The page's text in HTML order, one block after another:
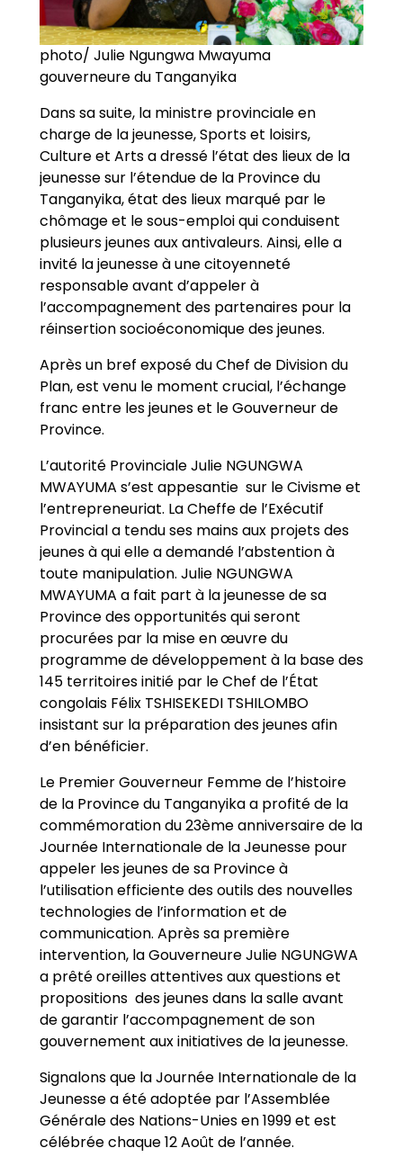
photo/ Julie Ngungwa Mwayuma
gouverneure du Tanganyika
Dans sa suite, la ministre provinciale en
charge de la jeunesse, Sports et loisirs,
Culture et Arts a dressé l’état des lieux de la
jeunesse sur l’étendue de la Province du
Tanganyika, état des lieux marqué par le
chômage et le sous-emploi qui conduisent
plusieurs jeunes aux antivaleurs. Ainsi, elle a
invité la jeunesse à une citoyenneté
responsable avant d’appeler à
l’accompagnement des partenaires pour la
réinsertion socioéconomique des jeunes.
Après un bref exposé du Chef de Division du
Plan, est venu le moment crucial, l’échange
franc entre les jeunes et le Gouverneur de
Province.
L’autorité Provinciale Julie NGUNGWA
MWAYUMA s’est appesantie sur le Civisme et
l’entrepreneuriat. La Cheffe de l’Exécutif
Provincial a tendu ses mains aux projets des
jeunes à qui elle a demandé l’abstention à
toute manipulation. Julie NGUNGWA
MWAYUMA a fait part à la jeunesse de sa
Province des opportunités qui seront
procurées par la mise en œuvre du
programme de développement à la base des
145 territoires initié par le Chef de l’État
congolais Félix TSHISEKEDI TSHILOMBO
insistant sur la préparation des jeunes afin
d’en bénéficier.
Le Premier Gouverneur Femme de l’histoire
de la Province du Tanganyika a profité de la
commémoration du 23ème anniversaire de la
Journée Internationale de la Jeunesse pour
appeler les jeunes de sa Province à
l’utilisation efficiente des outils des nouvelles
technologies de l’information et de
communication. Après sa première
intervention, la Gouverneure Julie NGUNGWA
a prêté oreilles attentives aux questions et
propositions des jeunes dans la salle avant
de garantir l’accompagnement de son
gouvernement aux initiatives de la jeunesse.
Signalons que la Journée Internationale de la
Jeunesse a été adoptée par l’Assemblée
Générale des Nations-Unies en 1999 et est
célébrée chaque 12 Août de l’année.